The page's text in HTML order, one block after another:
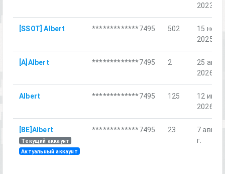
2023 г.
[SSOT] Albert *************7495 502
15 нояб.
2025 г.
[A]Albert *************7495 2
25 апр.
2026 г.
Albert *************7495 125
12 июн.
2026 г.
[BE]Albert
Текущий аккаунт
Актуальный аккаунт
*************7495 23
7 авг.
г.